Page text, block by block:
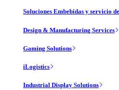
Soluciones Embebidas y servicio
Design & Manufacturing Services
Gaming Solutions
iLogistics
Industrial Display Solutions